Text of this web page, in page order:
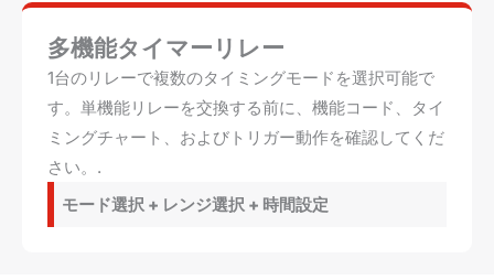
多機能タイマーリレー
1台のリレーで複数のタイミングモードを選択可能で
す。単機能リレーを交換する前に、機能コード、タイ
ミングチャート、およびトリガー動作を確認してくだ
さい。.
モード選択 + レンジ選択 + 時間設定